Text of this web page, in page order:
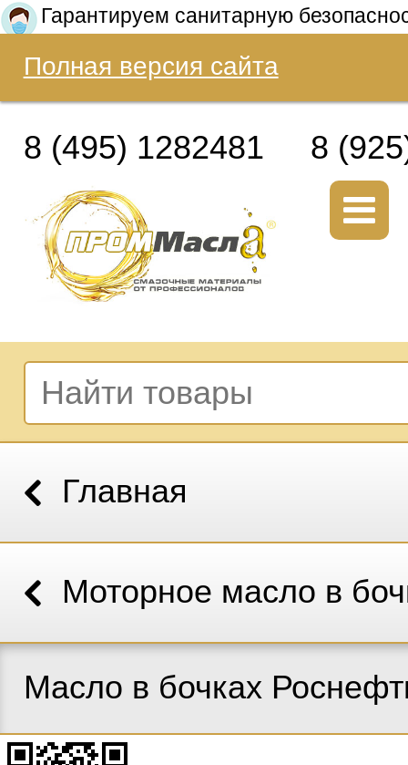
Гарантируем санитарную
Полная версия сайта
8 (495) 1282481 8
Главная
Моторное масло в
Масло в бочках